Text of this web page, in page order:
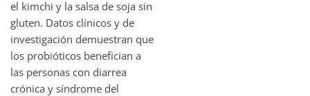
el kimchi y la salsa de soja sin
gluten. Datos clínicos y de
investigación demuestran que
los probióticos benefician a
las personas con diarrea
crónica y síndrome del